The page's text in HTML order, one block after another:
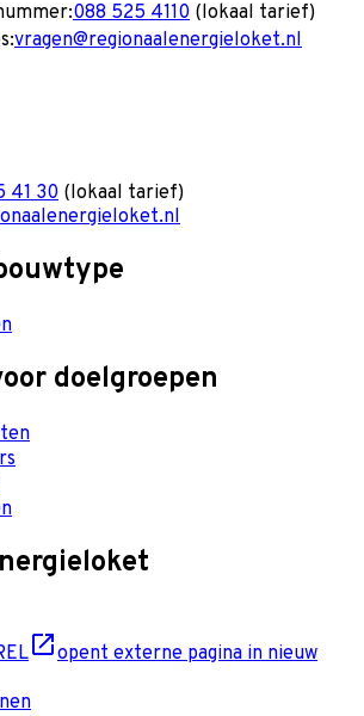
088 525 4110 (lokaal tarief)
vragen@regionaalenergieloket.nl
41 30 (lokaal tarief)
doelgroepen
opent externe pagina in nieuw